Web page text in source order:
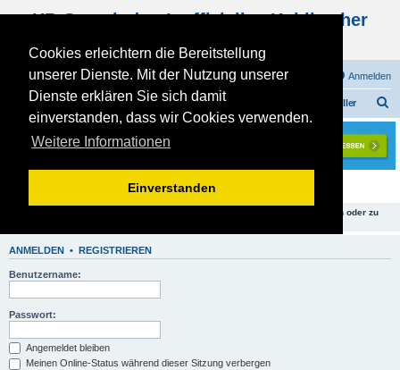
Cookies erleichtern die Bereitstellung
unserer Dienste. Mit der Nutzung unserer
Dienste erklären Sie sich damit
einverstanden, dass wir Cookies verwenden.
Weitere Informationen
Einverstanden
KB Gemeinde - Inoffizielles Kohlbacher
FAQ Anmelden
Registrieren
Foren-Übersicht KOHLBACHER - PLANUNGSPHASE Planung - Keller
u
Planung - Keller
Du hast keine ausreichenden Rechte, um Themen in diesem Forum zu sehen oder zu
ANMELDEN • REGISTRIEREN
Benutzername:
Passwort:
Angemeldet bleiben
Meinen Online-Status während dieser Sitzung verbergen